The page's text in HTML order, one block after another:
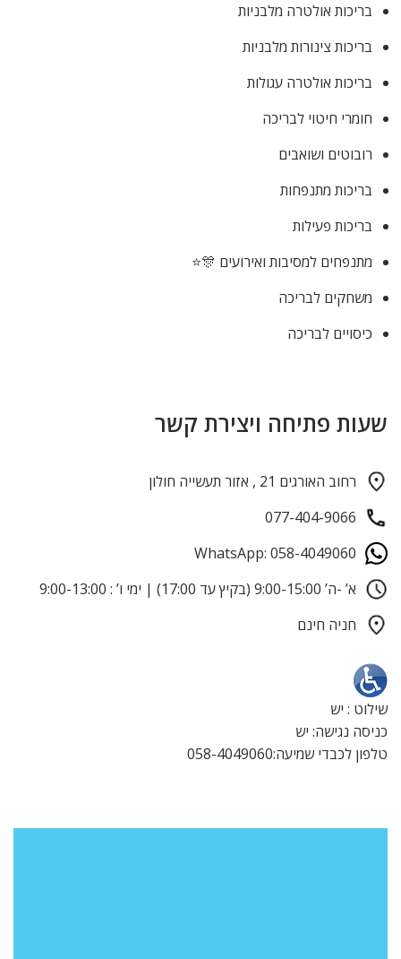
בריכות אולטרה מלבניות
בריכות צינורות מלבניות
בריכות אולטרה עגולות
חומרי חיטוי לבריכה
רובוטים ושואבים
בריכות מתנפחות
בריכות פעילות
מתנפחים למסיבות ואירועים 🎊⭐
משחקים לבריכה
כיסויים לבריכה
שעות פתיחה ויצירת קשר
רחוב האורגים 21 , אזור תעשייה חולון
077-404-9066
WhatsApp: 058-4049060
א’ -ה’ 9:00-15:00 (בקיץ עד 17:00) | ימי ו’ : 9:00-13:00
חניה חינם
שילוט : יש
כניסה נגישה: יש
טלפון לכבדי שמיעה:058-4049060